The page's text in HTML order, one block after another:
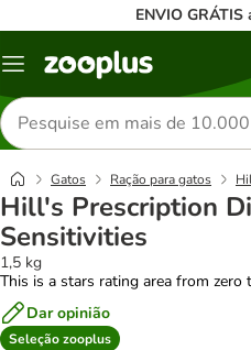
ENVIO
Menu
Pesquisar
produtos
Gatos Ração para gatos
Hill's Prescription
Sensitivities
1,5 kg
This is a stars rating area from zero
Dar opinião
Seleção zooplus